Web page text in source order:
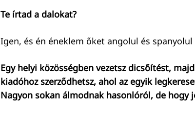
Te írtad a dalokat?
Igen, és én éneklem őket angolul és spanyolul
Egy helyi közösségben vezetsz dicsőítést,
kiadóhoz szerződhetsz, ahol az egyik
Nagyon sokan álmodnak hasonlóról, de hogy